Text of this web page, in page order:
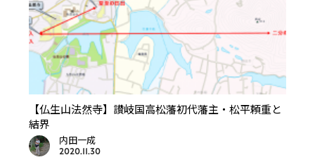
【仏生山法然寺】讃岐国高松藩初代藩主・松平頼重と
結界
内田一成
2020.11.30